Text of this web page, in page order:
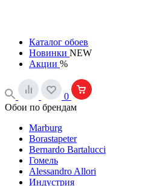
Каталог обоев
Новинки NEW
Акции %
0
Обои по брендам
Marburg
Borastapeter
Bernardo Bartalucci
Гомель
Alessandro Allori
Индустрия